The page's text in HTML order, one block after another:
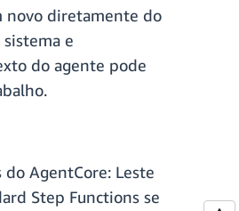
novo diretamente do
e
do agente pode
AgentCore: Leste
Step Functions se